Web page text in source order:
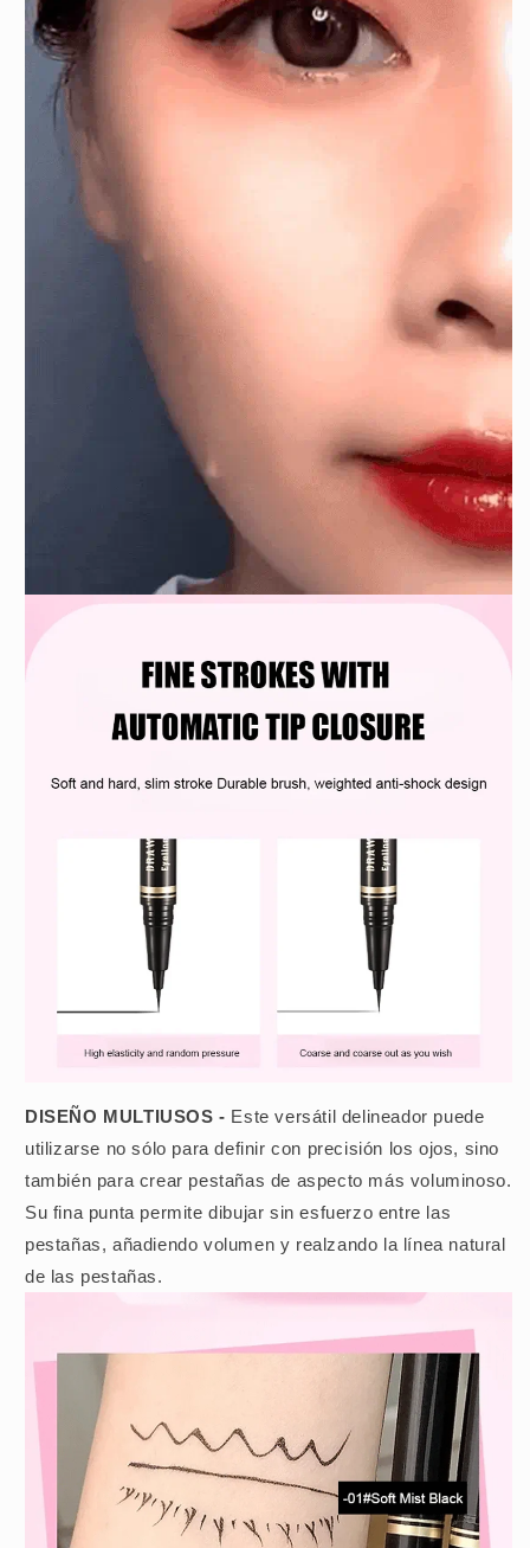
DISEÑO MULTIUSOS - Este versátil delineador puede
utilizarse no sólo para definir con precisión los ojos, sino
también para crear pestañas de aspecto más voluminoso.
Su fina punta permite dibujar sin esfuerzo entre las
pestañas, añadiendo volumen y realzando la línea natural
de las pestañas.